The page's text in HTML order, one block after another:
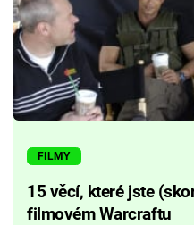
FILMY
15 věcí, které jste
filmovém Warcraftu